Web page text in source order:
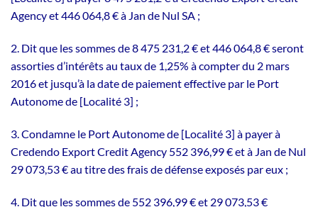
Agency et 446 064,8 € à Jan de Nul SA ;
2. Dit que les sommes de 8 475 231,2 € et 446 064,8 € seront
assorties d’intérêts au taux de 1,25% à compter du 2 mars
2016 et jusqu’à la date de paiement effective par le Port
Autonome de [Localité 3] ;
3. Condamne le Port Autonome de [Localité 3] à payer à
Credendo Export Credit Agency 552 396,99 € et à Jan de Nul
29 073,53 € au titre des frais de défense exposés par eux ;
4. Dit que les sommes de 552 396,99 € et 29 073,53 €